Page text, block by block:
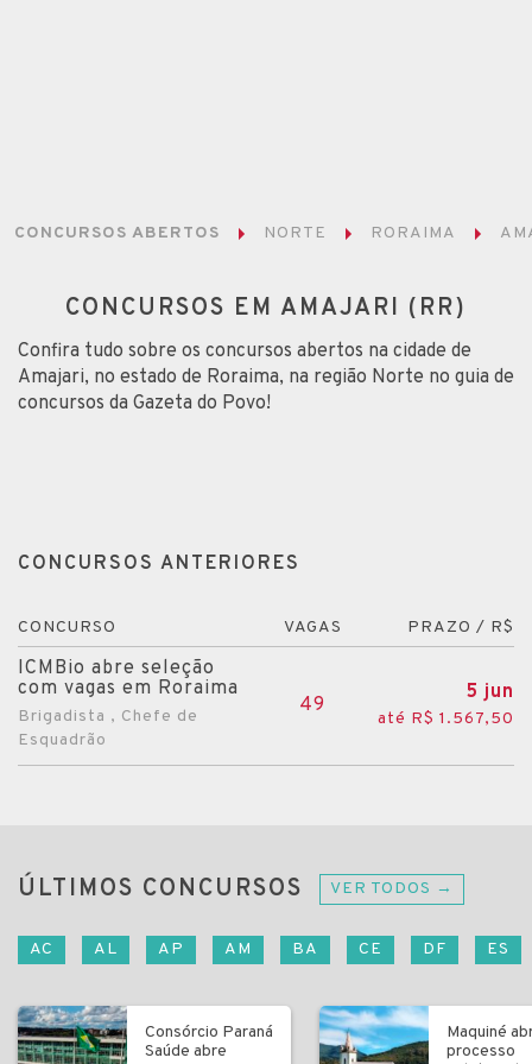
CONCURSOS ABERTOS NORTE RORAIMA
CONCURSOS EM AMAJARI (RR)
Confira tudo sobre os concursos abertos na cidade de
Amajari, no estado de Roraima, na região Norte no guia de
concursos da Gazeta do Povo!
CONCURSOS ANTERIORES
CONCURSO VAGAS PRAZO / R$
ICMBio abre seleção
com vagas em Roraima
Brigadista , Chefe de
Esquadrão
49
5 jun
até R$ 1.567,50
ÚLTIMOS CONCURSOS VER TODOS →
AC AL AP AM BA CE DF ES
Consórcio Paraná
Saúde abre
Maquiné
processo